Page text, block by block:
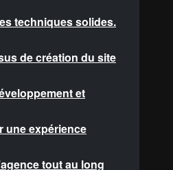
techniques solides.
de création du site
et
une expérience
tout au long